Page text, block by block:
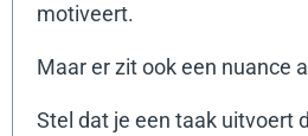
motiveert.
Maar er zit ook een nuance
Stel dat je een taak uitvoert